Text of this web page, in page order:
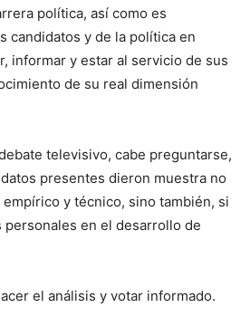
política, así como es
candidatos y de la política en
informar y estar al servicio de sus
de su real dimensión
televisivo, cabe preguntarse,
presentes dieron muestra no
y técnico, sino también, si
en el desarrollo de
el análisis y votar informado.